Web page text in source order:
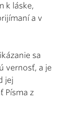
k láske,
a v
sa
vernosť, a je
jej
Písma z